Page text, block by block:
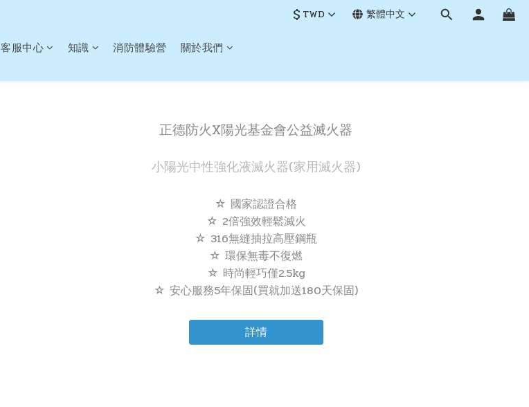
$ TWD 繁體中文
客服中心 知識 消防體驗營 關於我們
正德防火X陽光基金會公益滅火器
小陽光中性強化液滅火器(家用滅火器)
☆ 國家認證合格
☆ 2倍強效輕鬆滅火
☆ 316無縫抽拉高壓鋼瓶
☆ 環保無毒不復燃
☆ 時尚輕巧僅2.5kg
☆ 安心服務5年保固(買就加送180天保固)
詳情